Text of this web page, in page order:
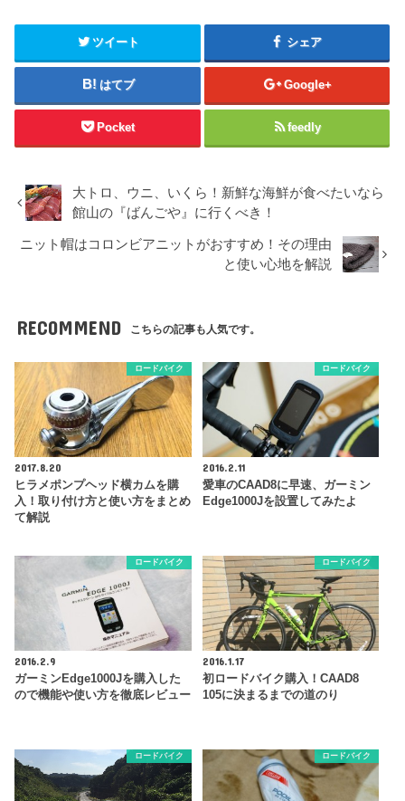
ツイート シェア
はてブ Google+
Pocket feedly
大トロ、ウニ、いくら！新鮮な海鮮が食べたいなら
館山の『ばんごや』に行くべき！
ニット帽はコロンビアニットがおすすめ！その理由
と使い心地を解説
RECOMMEND こちらの記事も人気です。
ロードバイク
2017.8.20
ヒラメポンプヘッド横カムを購
入！取り付け方と使い方をまとめ
て解説
ロードバイク
2016.2.11
愛車のCAAD8に早速、ガーミン
Edge1000Jを設置してみたよ
ロードバイク
2016.2.9
ガーミンEdge1000Jを購入した
ので機能や使い方を徹底レビュー
ロードバイク
2016.1.17
初ロードバイク購入！CAAD8
105に決まるまでの道のり
ロードバイク ロードバイク